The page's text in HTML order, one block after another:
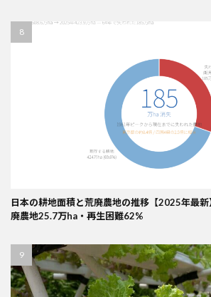
日本の耕地面積と荒廃農地の推移【2025年最
廃農地25.7万ha・再生困難62%